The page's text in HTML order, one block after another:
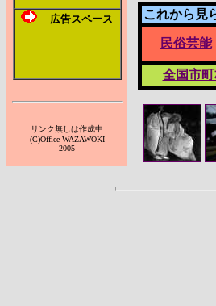
広告スペース
リンク無しは作成中
(C)Office WAZAWOKI
2005
これから見
民俗芸能
全国市